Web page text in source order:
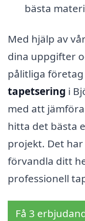
bästa
Med hjälp av
dina uppgifter
pålitliga
tapetsering i
med att
hitta det bästa
projekt. Det
förvandla ditt
professionell
Få 3